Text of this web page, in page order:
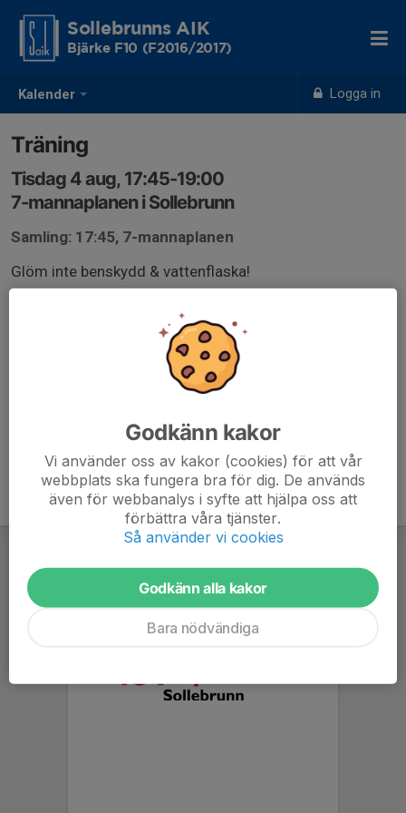
Kalender Logga in
Sollebrunns AIK
Bjärke F10 (F2016/2017)
Träning
Tisdag 4 aug, 17:45-19:00
7-mannaplanen i Sollebrunn
Samling: 17:45, 7-mannaplanen
Glöm inte benskydd & vattenflaska!
Godkänn kakor
Vi använder oss av kakor (cookies) för att vår
webbplats ska fungera bra för dig. De används
även för webbanalys i syfte att hjälpa oss att
förbättra våra tjänster.
Så använder vi cookies
Godkänn alla kakor
Bara nödvändiga